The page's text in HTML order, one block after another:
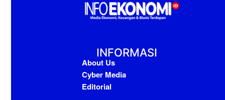
INFORMASI
About Us
Cyber Media
Editorial